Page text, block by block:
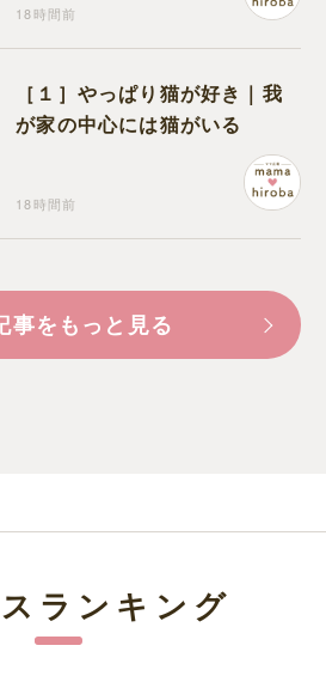
18時間前
［１］やっぱり猫が好き｜我
が家の中心には猫がいる
18時間前
事をもっと見る
ランキング